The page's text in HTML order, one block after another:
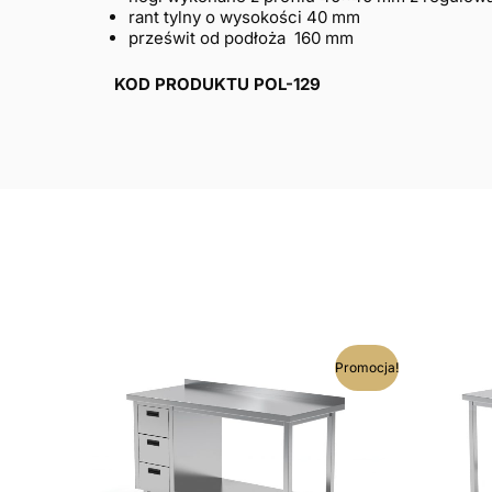
rant tylny o wysokości 40 mm
prześwit od podłoża 160 mm
KOD PRODUKTU POL-129
Promocja!
produkt
ma
wiele
wariantów.
Opcje
można